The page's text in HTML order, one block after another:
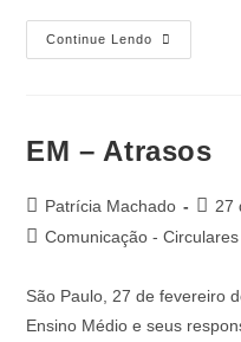
Continue Lendo
EM – Atrasos
Patrícia Machado
27
Comunicação - Circulares
São Paulo, 27 de fevereiro
Ensino Médio e seus